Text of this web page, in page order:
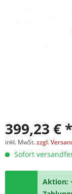
399,23 € *
inkl. MwSt.zzgl.
Sofort
Aktion: